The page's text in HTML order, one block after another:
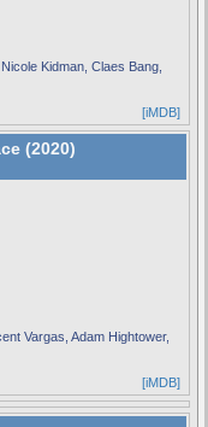
Kidman, Claes Bang,
[iMDB]
(2020)
Vargas, Adam Hightower,
[iMDB]